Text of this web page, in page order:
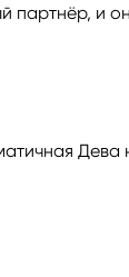
партнёр, и
Дева